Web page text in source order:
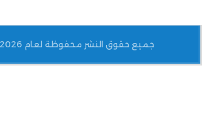
جميع حقوق النشر محفوظة لعام 2026.